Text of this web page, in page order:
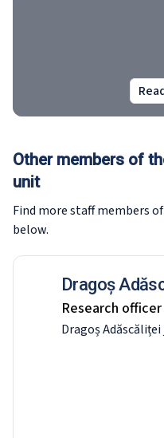
Other members of
unit
Find more staff members
below.
Dragoș
Research officer
Dragoș